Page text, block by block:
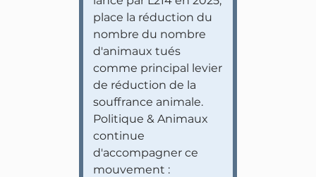
place la réduction du
nombre du nombre
d'animaux tués
comme principal levier
de réduction de la
souffrance animale.
Politique & Animaux
continue
d'accompagner ce
mouvement :